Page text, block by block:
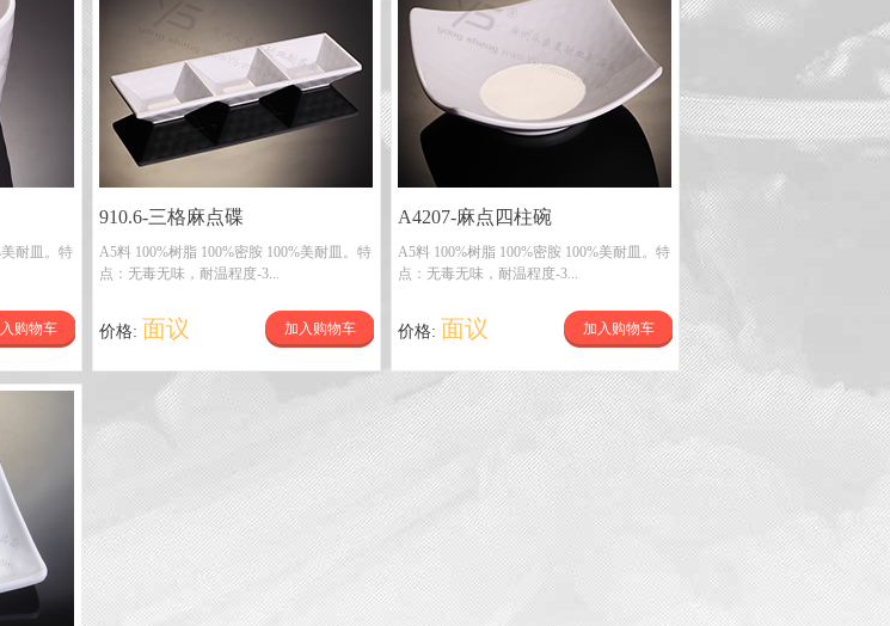
耐皿。特
购物车
910.6-三格麻点碟
A5料 100%树脂 100%密胺 100%美耐皿。特
点：无毒无味，耐温程度-3...
价格: 面议 加入购物车
A4207-麻点四柱碗
A5料 100%树脂 100%密胺 100%美耐皿。特
点：无毒无味，耐温程度-3...
价格: 面议 加入购物车